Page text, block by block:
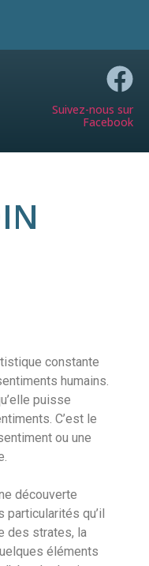
Suivez-nous sur
Facebook
constante
humains.
puisse
C’est le
ou une
découverte
qu’il
des strates, la
éléments